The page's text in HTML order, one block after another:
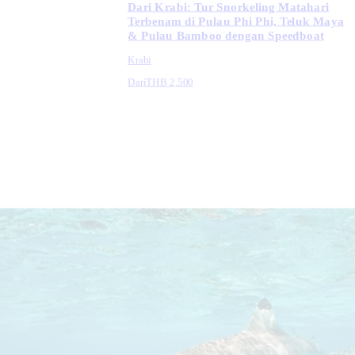
Dari Krabi: Tur Snorkeling Matahari
Terbenam di Pulau Phi Phi, Teluk Maya
& Pulau Bamboo dengan Speedboat
Krabi
DariTHB 2,500